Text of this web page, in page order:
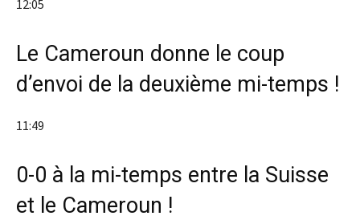
12:05
Le Cameroun donne le coup
d’envoi de la deuxième mi-temps !
11:49
0-0 à la mi-temps entre la Suisse
et le Cameroun !